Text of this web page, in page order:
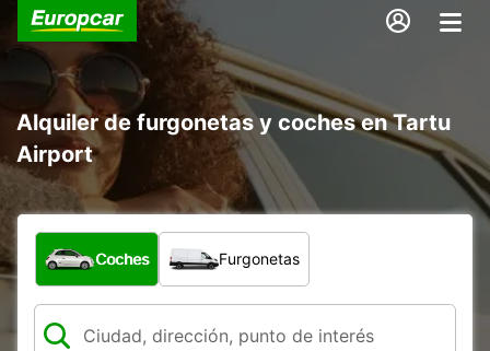
Alquiler de furgonetas y coches en Tartu
Airport
¿Qué tipo de vehículo?
Coches Furgonetas